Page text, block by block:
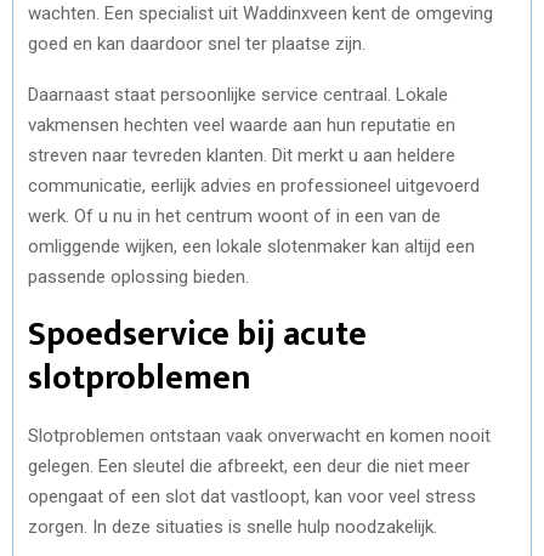
wachten. Een specialist uit Waddinxveen kent de omgeving
goed en kan daardoor snel ter plaatse zijn.
Daarnaast staat persoonlijke service centraal. Lokale
vakmensen hechten veel waarde aan hun reputatie en
streven naar tevreden klanten. Dit merkt u aan heldere
communicatie, eerlijk advies en professioneel uitgevoerd
werk. Of u nu in het centrum woont of in een van de
omliggende wijken, een lokale slotenmaker kan altijd een
passende oplossing bieden.
Spoedservice bij acute
slotproblemen
Slotproblemen ontstaan vaak onverwacht en komen nooit
gelegen. Een sleutel die afbreekt, een deur die niet meer
opengaat of een slot dat vastloopt, kan voor veel stress
zorgen. In deze situaties is snelle hulp noodzakelijk.